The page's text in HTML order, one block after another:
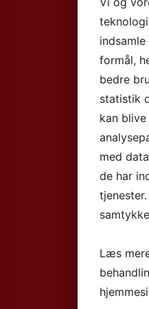
formål,
bedre
statistik
kan
med
de har
Læs